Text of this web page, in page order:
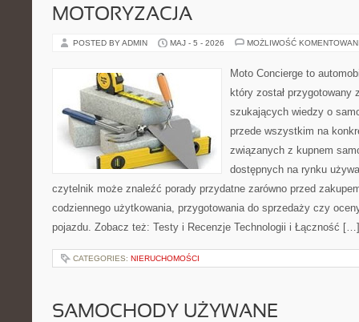
MOTORYZACJA
POSTED BY ADMIN MAJ - 5 - 2026 MOŻLIWOŚĆ
Moto Concierge to
który został przygotowany
szukających wiedzy o
przede wszystkim na
związanych z kupnem
dostępnych na rynku
czytelnik może znaleźć porady przydatne zarówno przed
codziennego użytkowania, przygotowania do sprzedaży czy
pojazdu. Zobacz też: Testy i Recenzje Technologii i Łączność […]
CATEGORIES: NIERUCHOMOŚCI
SAMOCHODY UŻYWANE